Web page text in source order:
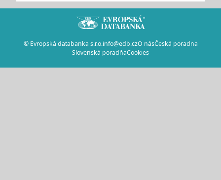
© Evropská databanka s.r.o.info@edb.czO násČeská poradna
Slovenská poradňaCookies